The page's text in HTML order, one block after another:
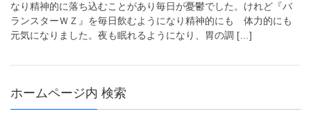
なり精神的に落ち込むことがあり毎日が憂鬱でした。けれど『バ
ランスターＷＺ』を毎日飲むようになり精神的にも 体力的にも
元気になりました。夜も眠れるようになり、胃の調 […]
ホームページ内 検索